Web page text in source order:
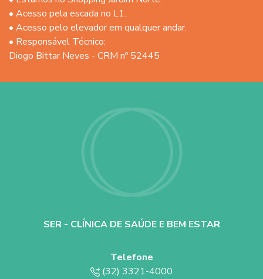
• Acesso pela escada no L1.
• Acesso pelo elevador em qualquer andar.
• Responsável Técnico:
Diogo Bittar Neves - CRM nº 52445
SER - CLÍNICA DE SAÚDE E BEM ESTAR
Telefone
(32) 3321-4000